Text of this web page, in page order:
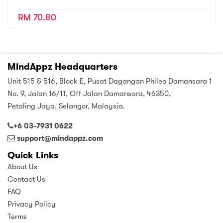
RM 70.80
MindAppz Headquarters
Unit 515 & 516, Block E, Pusat Dagangan Phileo Damansara 1
No. 9, Jalan 16/11, Off Jalan Damansara, 46350,
Petaling Jaya, Selangor, Malaysia.
+6 03-7931 0622
support@mindappz.com
Quick Links
About Us
Contact Us
FAQ
Privacy Policy
Terms